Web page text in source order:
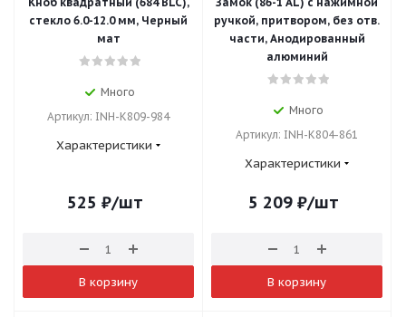
стекло 6.0-12.0 мм, Черный
мат
Много
Артикул: INH-K809-984
Характеристики
525 ₽/шт
В корзину
ручкой, притвором, без отв.
части, Анодированный
алюминий
Много
Артикул: INH-K804-861
Характеристики
5 209 ₽/шт
В корзину